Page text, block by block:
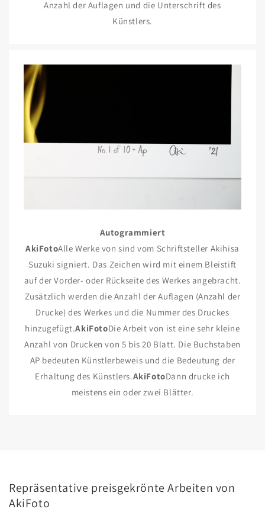
Anzahl der Auflagen und die Unterschrift des
Künstlers.
Autogrammiert
AkiFotoAlle Werke von sind vom Schriftsteller Akihisa
Suzuki signiert. Das Zeichen wird mit einem Bleistift
auf der Vorder- oder Rückseite des Werkes angebracht.
Zusätzlich werden die Anzahl der Auflagen (Anzahl der
Drucke) des Werkes und die Nummer des Druckes
hinzugefügt.AkiFotoDie Arbeit von ist eine sehr kleine
Anzahl von Drucken von 5 bis 20 Blatt. Die Buchstaben
AP bedeuten Künstlerbeweis und die Bedeutung der
Erhaltung des Künstlers.AkiFotoDann drucke ich
meistens ein oder zwei Blätter.
Repräsentative preisgekrönte Arbeiten von
AkiFoto